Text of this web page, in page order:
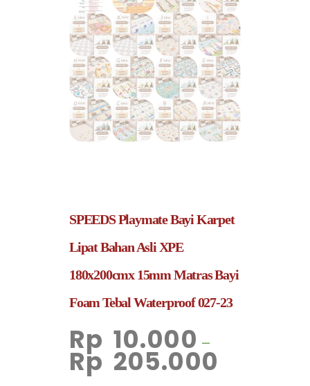
SPEEDS Playmate Bayi Karpet
Lipat Bahan Asli XPE
180x200cmx 15mm Matras Bayi
Foam Tebal Waterproof 027-23
Rp 10.000 –
Rp 205.000